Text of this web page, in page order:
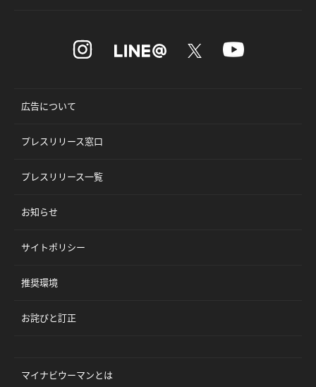
広告について
プレスリリース窓口
プレスリリース一覧
お知らせ
サイトポリシー
推奨環境
お詫びと訂正
マイナビウーマンとは